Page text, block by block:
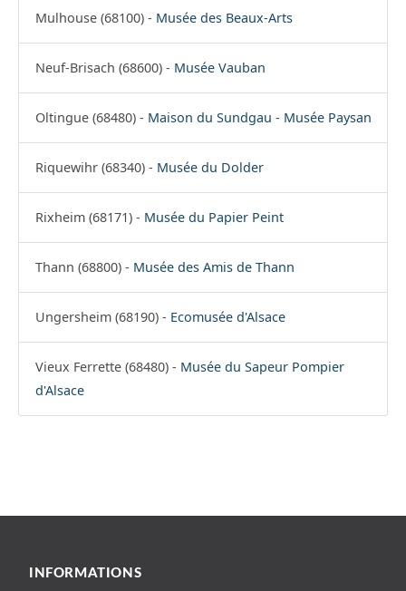
Mulhouse (68100) - Musée des Beaux-Arts
Neuf-Brisach (68600) - Musée Vauban
Oltingue (68480) - Maison du Sundgau - Musée Paysan
Riquewihr (68340) - Musée du Dolder
Rixheim (68171) - Musée du Papier Peint
Thann (68800) - Musée des Amis de Thann
Ungersheim (68190) - Ecomusée d'Alsace
Vieux Ferrette (68480) - Musée du Sapeur Pompier
d'Alsace
INFORMATIONS